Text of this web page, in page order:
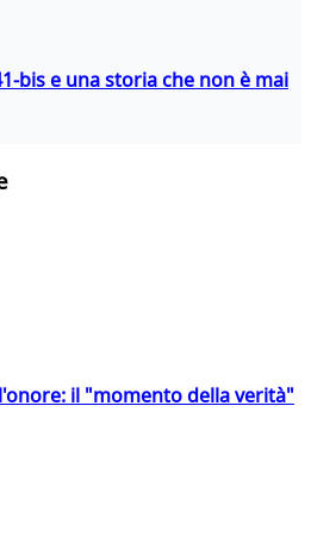
bis e una storia che non è mai
il "momento della verità"